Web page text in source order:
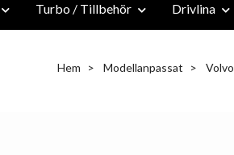
Turbo / Tillbehör Drivlina
Hem Modellanpassat Volvo